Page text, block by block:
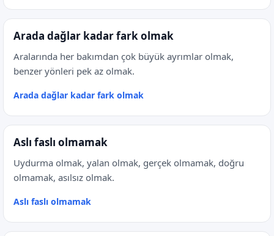
Arada dağlar kadar fark olmak
Aralarında her bakımdan çok büyük ayrımlar olmak,
benzer yönleri pek az olmak.
Arada dağlar kadar fark olmak
Aslı faslı olmamak
Uydurma olmak, yalan olmak, gerçek olmamak, doğru
olmamak, asılsız olmak.
Aslı faslı olmamak